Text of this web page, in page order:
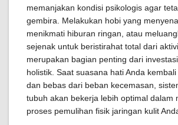
memanjakan kondisi psikologis agar
gembira. Melakukan hobi yang
menikmati hiburan ringan, atau
sejenak untuk beristirahat total dari
merupakan bagian penting dari
holistik. Saat suasana hati Anda kembali
dan bebas dari beban kecemasan,
tubuh akan bekerja lebih optimal dalam
proses pemulihan fisik jaringan kulit